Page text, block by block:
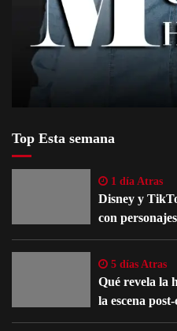
Top Esta semana
1 día Atras
Disney y
con
famosas
5 días Atras
Qué revela la
la escena
New Day